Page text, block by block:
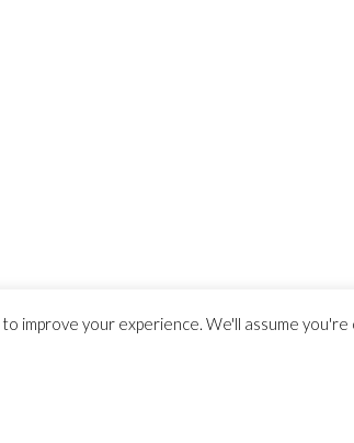
improve your experience. We'll assume